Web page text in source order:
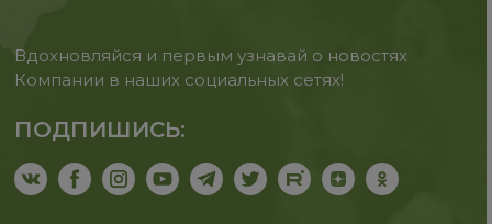
Вдохновляйся и первым узнавай о новостях
Компании в наших социальных сетях!
ПОДПИШИСЬ: